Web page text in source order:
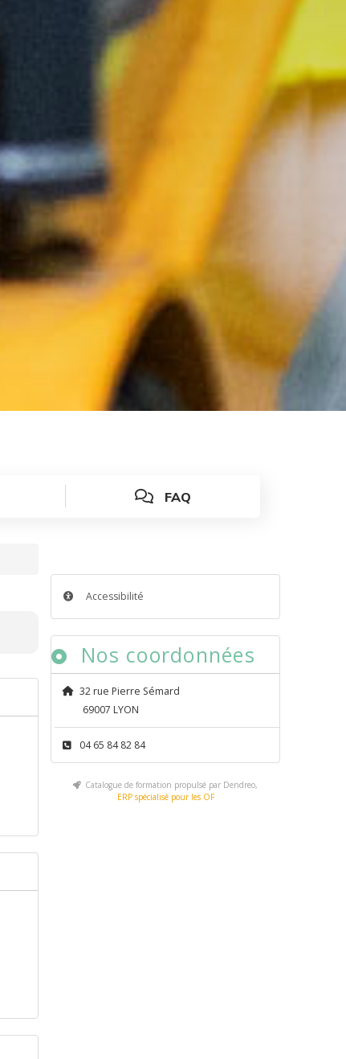
FAQ
Accessibilité
Nos coordonnées
32 rue Pierre Sémard
69007 LYON
04 65 84 82 84
Catalogue de formation propulsé par Dendreo,
ERP spécialisé pour les OF